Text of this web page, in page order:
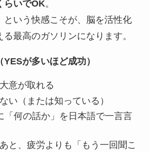
らいでOK。
という快感こそが、脳を活性化
最高のガソリンになります。
が多いほど成功）
意が取れる
い（または知っている）
「何の話か」を日本語で一言言
と、疲労よりも「もう一回聞こ